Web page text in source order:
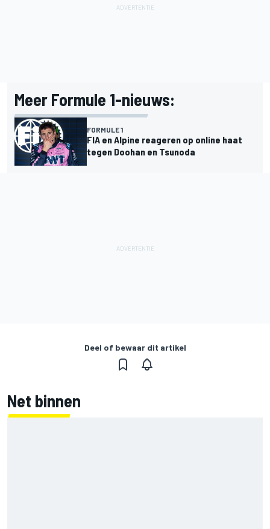
Meer Formule 1-nieuws:
FORMULE 1
FIA en Alpine reageren op online haat
tegen Doohan en Tsunoda
Deel of bewaar dit artikel
Net binnen